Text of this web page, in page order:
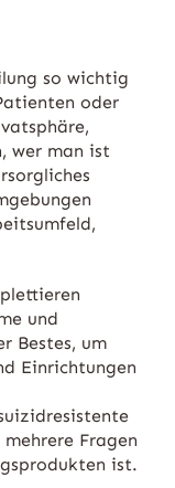
so wichtig
oder
wer man ist
und
Bestes, um
Einrichtungen
Fragen
ist.